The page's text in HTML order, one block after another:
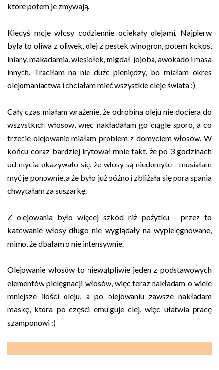
które potem je zmywają.
Kiedyś moje włosy codziennie ociekały olejami. Najpierw
była to oliwa z oliwek, olej z pestek winogron, potem kokos,
lniany, makadamia, wiesiołek, migdał, jojoba, awokado i masa
innych. Traciłam na nie dużo pieniędzy, bo miałam okres
olejomaniactwa i chciałam mieć wszystkie oleje świata :)
Cały czas miałam wrażenie, że odrobina oleju nie dociera do
wszystkich włosów, więc nakładałam go ciągle sporo, a co
trzecie olejowanie miałam problem z domyciem włosów. W
końcu coraz bardziej irytował mnie fakt, że po 3 godzinach
od mycia okazywało się, że włosy są niedomyte - musiałam
myć je ponownie, a że było już późno i zbliżała się pora spania
chwytałam za suszarkę.
Z olejowania było więcej szkód niż pożytku - przez to
katowanie włosy długo nie wyglądały na wypielęgnowane,
mimo, że dbałam o nie intensywnie.
Olejowanie włosów to niewątpliwie jeden z podstawowych
elementów pielęgnacji włosów, więc teraz nakładam o wiele
mniejsze ilości oleju, a po olejowaniu zawsze nakładam
maskę, która po części emulguje olej, więc ułatwia pracę
szamponowi :)